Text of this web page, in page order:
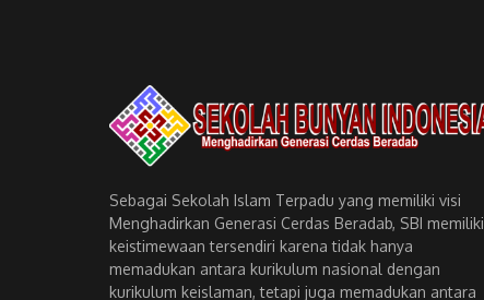
Sebagai Sekolah Islam Terpadu yang memiliki visi
Menghadirkan Generasi Cerdas Beradab, SBI memiliki
keistimewaan tersendiri karena tidak hanya
memadukan antara kurikulum nasional dengan
kurikulum keislaman, tetapi juga memadukan antara